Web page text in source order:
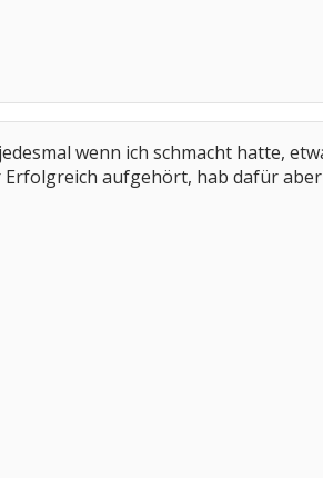
wenn ich schmacht hatte,
Erfolgreich aufgehört, hab dafür